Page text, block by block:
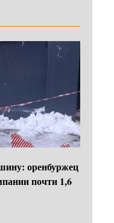
оренбуржец
почти 1,6